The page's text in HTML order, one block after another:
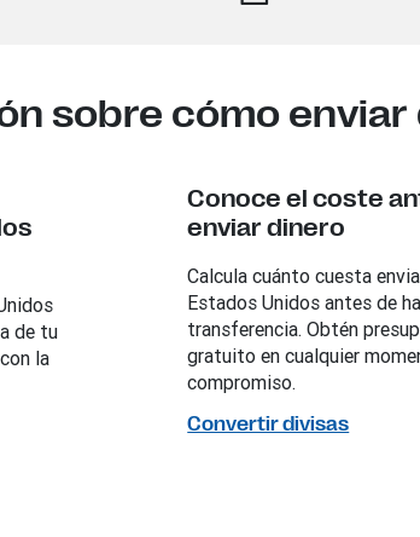
sobre cómo enviar
de tu
la
Conoce el coste
enviar dinero
Calcula cuánto cuesta
Estados Unidos antes de
transferencia. Obtén
gratuito en cualquier
compromiso.
Convertir divisas